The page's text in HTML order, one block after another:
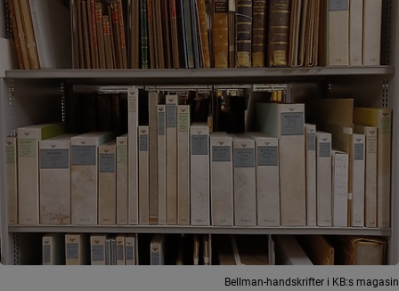
Bellman-handskrifter i KB:s magasin